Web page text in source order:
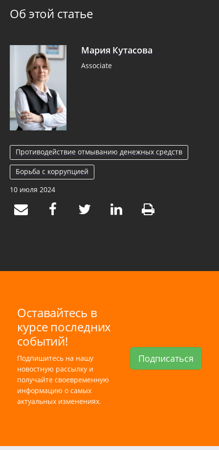
Об этой статье
Мария Кутасова
Associate
Противодействие отмыванию денежных средств
Борьба с коррупцией
10 июля 2024
Оставайтесь в
курсе последних
событий!
Подпишитесь на нашу
новостную рассылку и
получайте своевременную
информацию о самых
актуальных изменениях.
Подписаться